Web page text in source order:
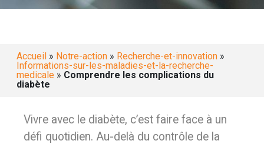
Accueil » Notre-action » Recherche-et-innovation »
Informations-sur-les-maladies-et-la-recherche-
medicale » Comprendre les complications du
diabète
Vivre avec le diabète, c’est faire face à un
défi quotidien. Au-delà du contrôle de la